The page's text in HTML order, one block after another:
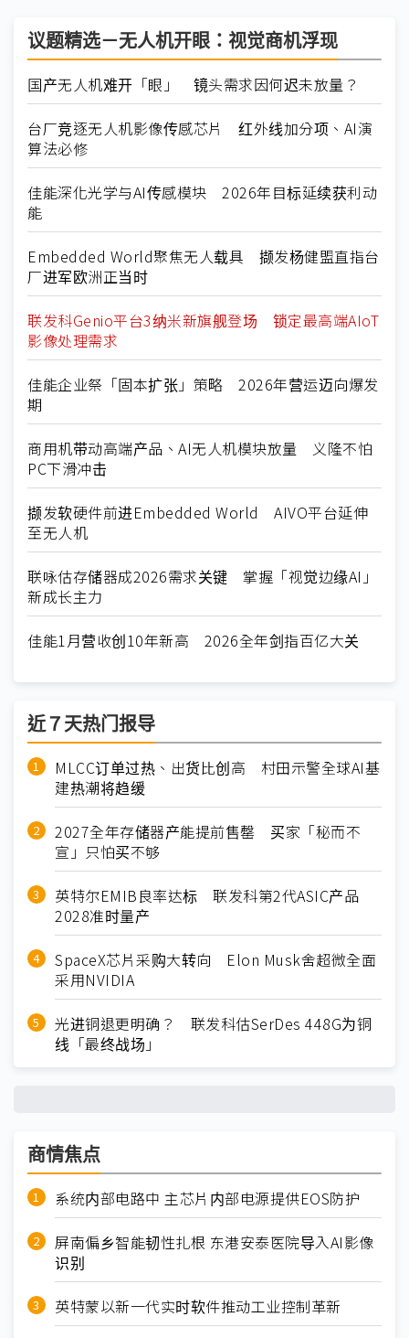
议题精选－无人机开眼：视觉商机浮现
国产无人机难开「眼」 镜头需求因何迟未放量？
台厂竞逐无人机影像传感芯片 红外线加分项、AI演
算法必修
佳能深化光学与AI传感模块 2026年目标延续获利动
能
Embedded World聚焦无人载具 撷发杨健盟直指台
厂进军欧洲正当时
联发科Genio平台3纳米新旗舰登场 锁定最高端AIoT
影像处理需求
佳能企业祭「固本扩张」策略 2026年营运迈向爆发
期
商用机带动高端产品、AI无人机模块放量 义隆不怕
PC下滑冲击
撷发软硬件前进Embedded World AIVO平台延伸
至无人机
联咏估存储器成2026需求关键 掌握「视觉边缘AI」
新成长主力
佳能1月营收创10年新高 2026全年剑指百亿大关
近７天热门报导
MLCC订单过热、出货比创高 村田示警全球AI基
建热潮将趋缓
2027全年存储器产能提前售罄 买家「秘而不
宣」只怕买不够
英特尔EMIB良率达标 联发科第2代ASIC产品
2028准时量产
SpaceX芯片采购大转向 Elon Musk舍超微全面
采用NVIDIA
光进铜退更明确？ 联发科估SerDes 448G为铜
线「最终战场」
商情焦点
系统内部电路中 主芯片内部电源提供EOS防护
屏南偏乡智能韧性扎根 东港安泰医院导入AI影像
识别
英特蒙以新一代实时软件推动工业控制革新